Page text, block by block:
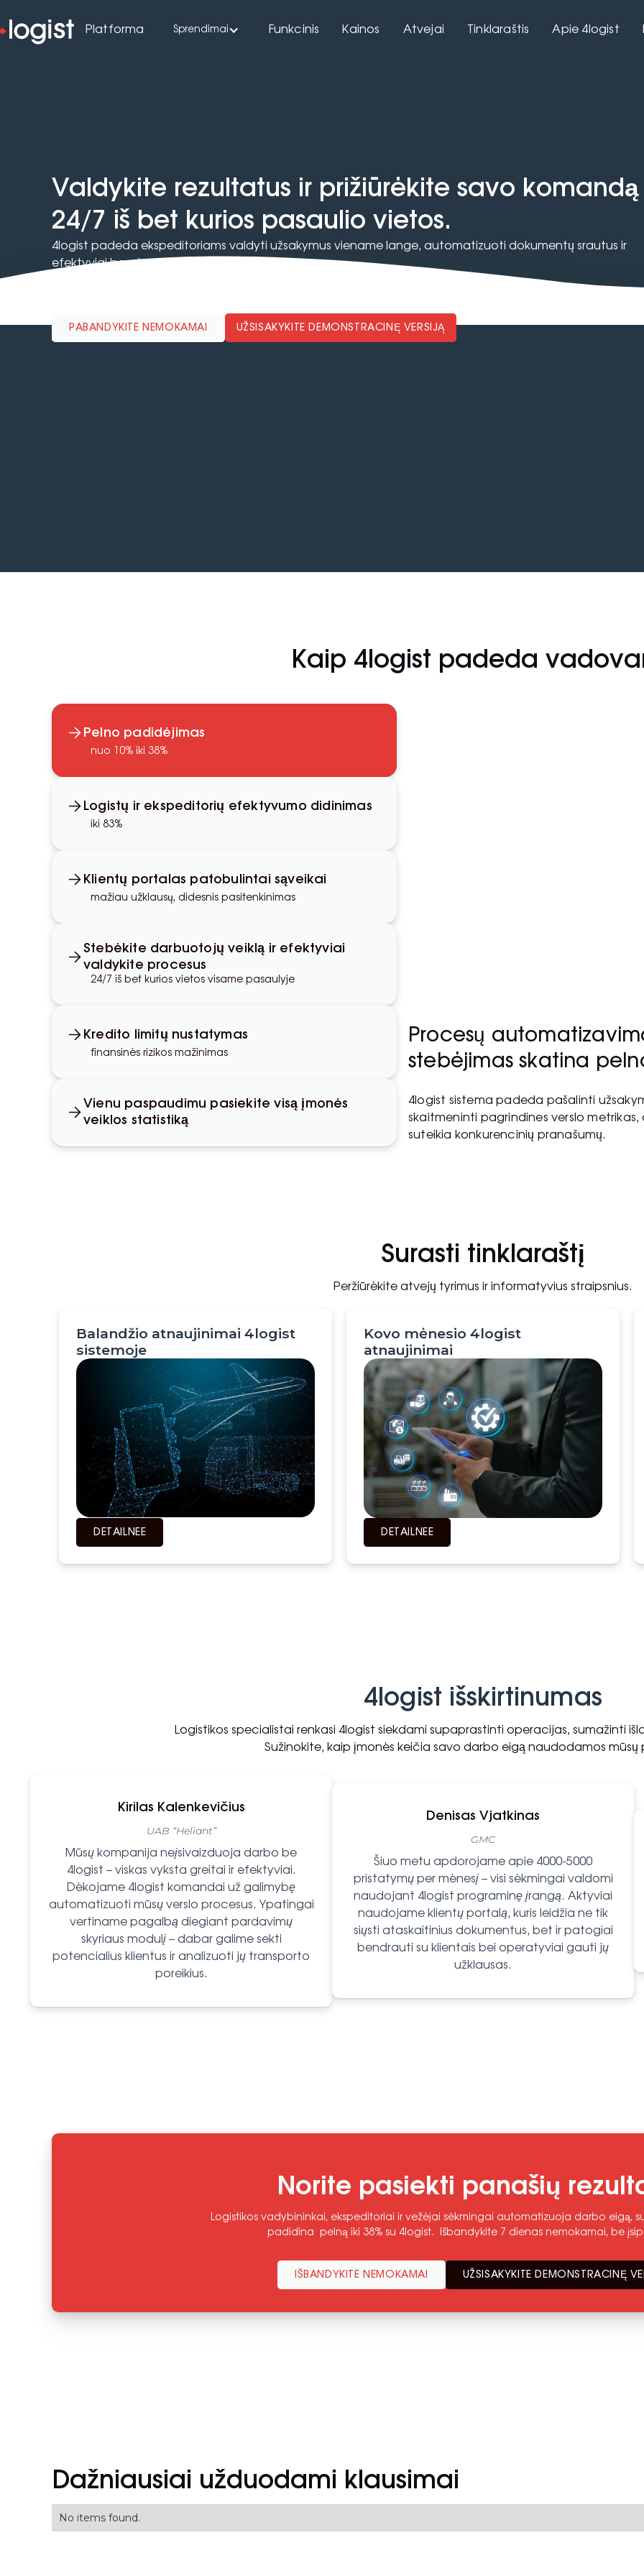
Platforma Sprendimai Funkcinis Kainos Atvejai Tinklaraštis Apie 4logist
Valdykite rezultatus ir prižiūrėkite savo komandą
24/7 iš bet kurios pasaulio vietos.
4logist padeda ekspeditoriams valdyti užsakymus viename lange, automatizuoti dokumentų srautus ir
efektyviai bendrauti su klientais ir vežėjais.
PABANDYKITE NEMOKAMAI UŽSISAKYKITE DEMONSTRACINĘ VERSIJĄ
Kaip 4logist padeda
Pelno padidėjimas
nuo 10% iki 38%
Logistų ir ekspeditorių efektyvumo didinimas
iki 83%
Klientų portalas patobulintai sąveikai
mažiau užklausų, didesnis pasitenkinimas
Stebėkite darbuotojų veiklą ir efektyviai
valdykite procesus
24/7 iš bet kurios vietos visame pasaulyje
Kredito limitų nustatymas
finansinės rizikos mažinimas
Vienu paspaudimu pasiekite visą įmonės
veiklos statistiką
Procesų
stebėjimas skatina
4logist sistema padeda pašalinti
skaitmeninti pagrindines verslo
suteikia konkurencinių pranašumų.
Surasti tinklaraštį
Peržiūrėkite atvejų tyrimus ir informatyvius straipsnius.
Balandžio atnaujinimai 4logist
sistemoje
DETAILNEЕ
Kovo mėnesio 4logist
atnaujinimai
DETAILNEЕ
4logist išskirtinumas
Logistikos specialistai renkasi 4logist siekdami supaprastinti operacijas, sumažinti
Sužinokite, kaip įmonės keičia savo darbo eigą naudodamos
Kirilas Kalenkevičius
UAB “Heliant”
Mūsų kompanija neįsivaizduoja darbo be
4logist – viskas vyksta greitai ir efektyviai.
Dėkojame 4logist komandai už galimybę
automatizuoti mūsų verslo procesus. Ypatingai
vertiname pagalbą diegiant pardavimų
skyriaus modulį – dabar galime sekti
potencialius klientus ir analizuoti jų transporto
poreikius.
Denisas Vjatkinas
GMC
Šiuo metu apdorojame apie 4000-5000
pristatymų per mėnesį – visi sėkmingai valdomi
naudojant 4logist programinę įrangą. Aktyviai
naudojame klientų portalą, kuris leidžia ne tik
siųsti ataskaitinius dokumentus, bet ir patogiai
bendrauti su klientais bei operatyviai gauti jų
užklausas.
Norite pasiekti panašių
Logistikos vadybininkai, ekspeditoriai ir vežėjai sėkmingai automatizuoja darbo eigą,
padidina pelną iki 38% su 4logist. Išbandykite 7 dienas nemokamai, be
IŠBANDYKITE NEMOKAMAI UŽSISAKYKITE DEMONSTRACINĘ
Dažniausiai užduodami klausimai
No items found.